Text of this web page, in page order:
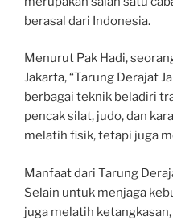
berasal dari Indonesia.
Menurut Pak Hadi,
Jakarta, “Tarung Derajat
berbagai teknik beladiri
pencak silat, judo, dan
melatih fisik, tetapi juga
Manfaat dari Tarung
Selain untuk menjaga
juga melatih